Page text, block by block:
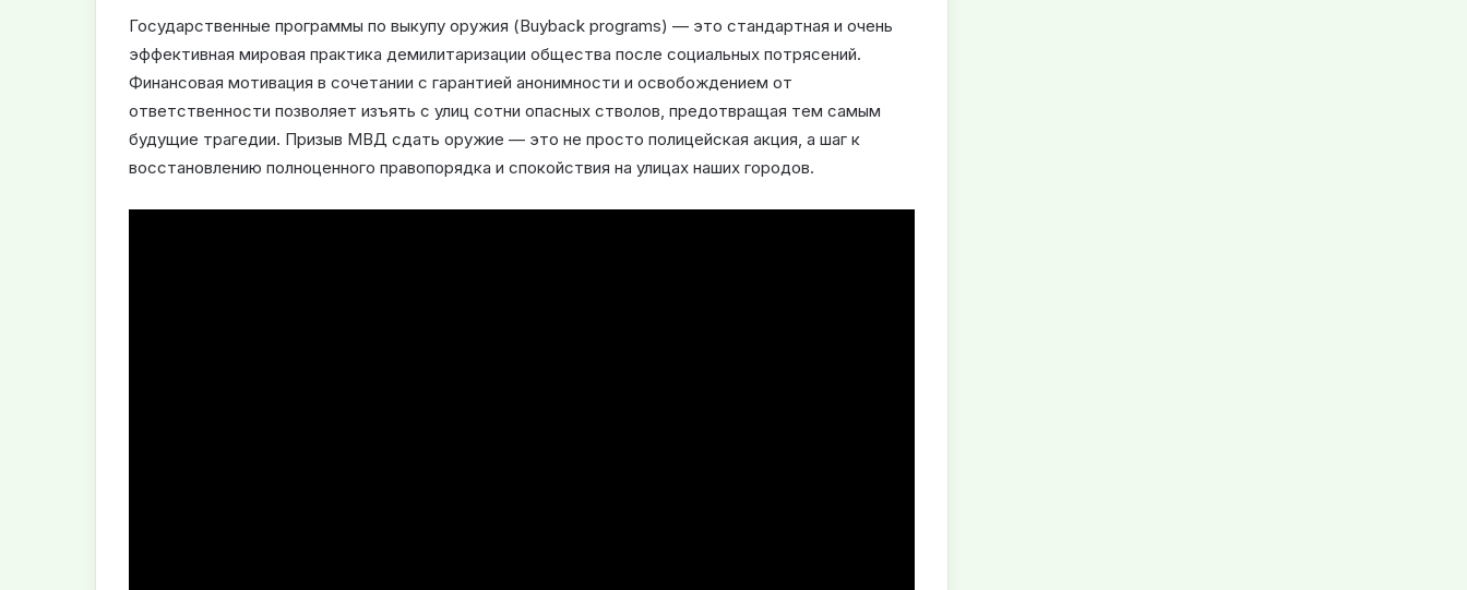
Государственные программы по выкупу оружия (Buyback programs) — это стандартная и очень
эффективная мировая практика демилитаризации общества после социальных потрясений.
Финансовая мотивация в сочетании с гарантией анонимности и освобождением от
ответственности позволяет изъять с улиц сотни опасных стволов, предотвращая тем самым
будущие трагедии. Призыв МВД сдать оружие — это не просто полицейская акция, а шаг к
восстановлению полноценного правопорядка и спокойствия на улицах наших городов.